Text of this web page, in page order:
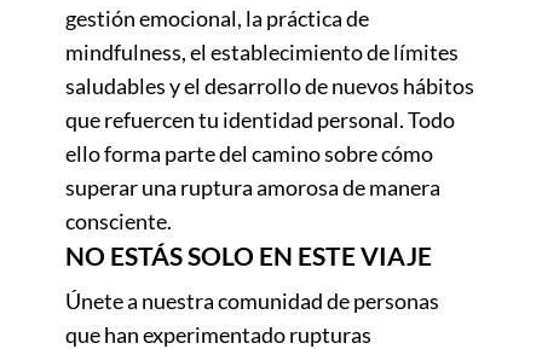
gestión emocional, la práctica de
mindfulness, el establecimiento de límites
saludables y el desarrollo de nuevos hábitos
que refuercen tu identidad personal. Todo
ello forma parte del camino sobre cómo
superar una ruptura amorosa de manera
consciente.
NO ESTÁS SOLO EN ESTE VIAJE
Únete a nuestra comunidad de personas
que han experimentado rupturas